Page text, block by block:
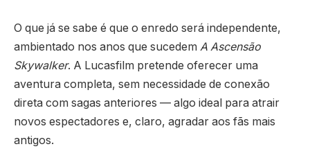
O que já se sabe é que o enredo será independente,
ambientado nos anos que sucedem A Ascensão
Skywalker. A Lucasfilm pretende oferecer uma
aventura completa, sem necessidade de conexão
direta com sagas anteriores — algo ideal para atrair
novos espectadores e, claro, agradar aos fãs mais
antigos.